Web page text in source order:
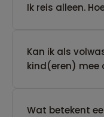
​Ik reis alleen.
Kan ik als
kind(eren) mee
Wat betekent